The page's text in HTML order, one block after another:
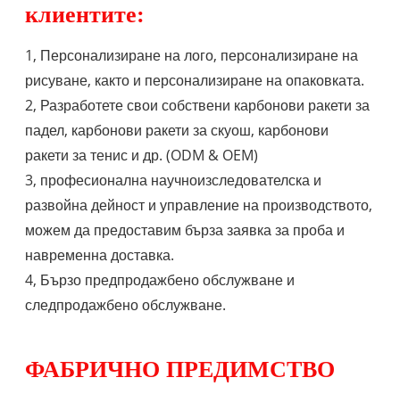
клиентите:
1, Персонализиране на лого, персонализиране на
рисуване, както и персонализиране на опаковката.
2, Разработете свои собствени карбонови ракети за
падел, карбонови ракети за скуош, карбонови
ракети за тенис и др. (ODM & OEM)
3, професионална научноизследователска и
развойна дейност и управление на производството,
можем да предоставим бърза заявка за проба и
навременна доставка.
4, Бързо предпродажбено обслужване и
следпродажбено обслужване.
ФАБРИЧНО ПРЕДИМСТВО